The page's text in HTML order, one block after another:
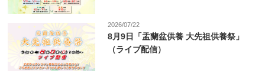
2026/07/22
8月9日「盂蘭盆供養 大先祖供養祭」
（ライブ配信）